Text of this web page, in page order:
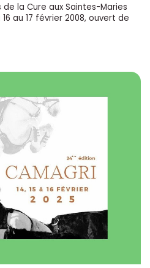
la Cure aux Saintes-Maries
au 17 février 2008, ouvert de